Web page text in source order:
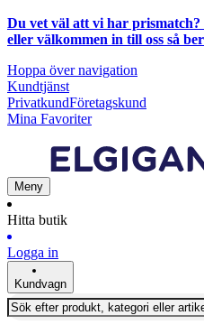
Du vet väl att vi har prismatch?
eller välkommen in till oss så
Hoppa över navigation
Kundtjänst
PrivatkundFöretagskund
Mina Favoriter
Meny
Hitta butik
Logga in
Kundvagn